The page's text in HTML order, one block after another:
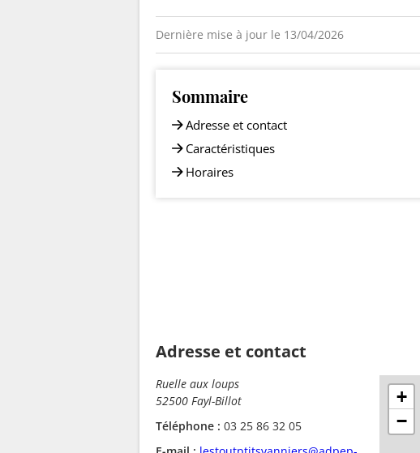
Dernière mise à jour le 13/04/2026
Sommaire
Adresse et contact
Caractéristiques
Horaires
Adresse et contact
Ruelle aux loups
52500 Fayl-Billot
Téléphone : 03 25 86 32 05
+
−